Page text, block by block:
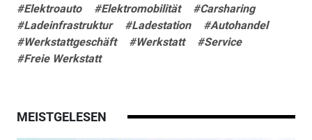
#Elektroauto
#Elektromobilität
#Carsharing
#Ladeinfrastruktur
#Ladestation
#Autohandel
#Werkstattgeschäft
#Werkstatt
#Service
#Freie Werkstatt
MEISTGELESEN